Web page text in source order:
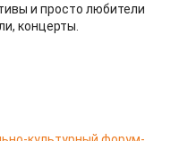
и просто любители
концерты.